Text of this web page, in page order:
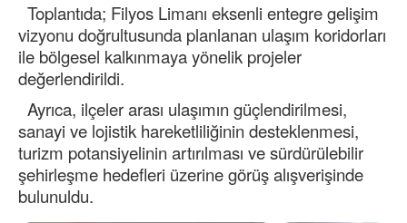
Toplantıda; Filyos Limanı eksenli entegre gelişim
vizyonu doğrultusunda planlanan ulaşım koridorları
ile bölgesel kalkınmaya yönelik projeler
değerlendirildi.
Ayrıca, ilçeler arası ulaşımın güçlendirilmesi,
sanayi ve lojistik hareketliliğinin desteklenmesi,
turizm potansiyelinin artırılması ve sürdürülebilir
şehirleşme hedefleri üzerine görüş alışverişinde
bulunuldu.